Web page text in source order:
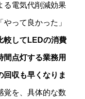
る電気代削減効果
って良かった」
較してLEDの消費
間点灯する業務用
回収も早くなりま
覚を、具体的な数